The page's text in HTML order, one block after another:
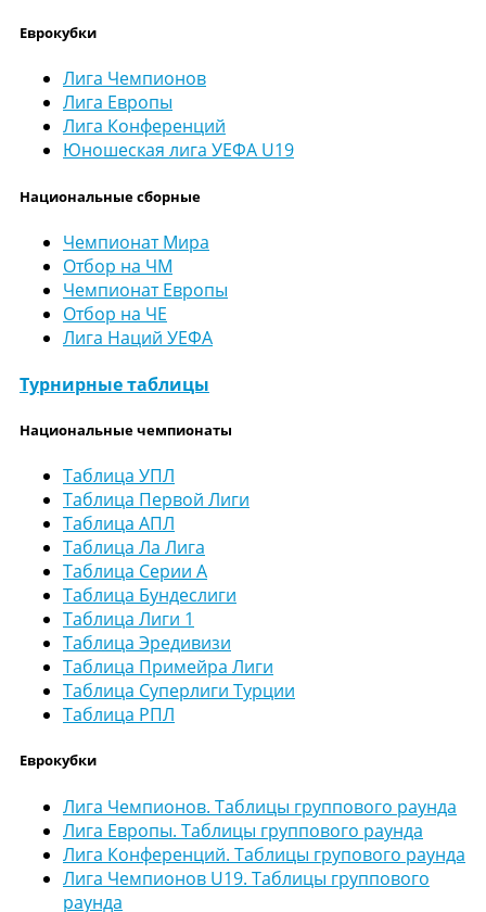
Еврокубки
Лига Чемпионов
Лига Европы
Лига Конференций
Юношеская лига УЕФА U19
Национальные сборные
Чемпионат Мира
Отбор на ЧМ
Чемпионат Европы
Отбор на ЧЕ
Лига Наций УЕФА
Турнирные таблицы
Национальные чемпионаты
Таблица УПЛ
Таблица Первой Лиги
Таблица АПЛ
Таблица Ла Лига
Таблица Серии А
Таблица Бундеслиги
Таблица Лиги 1
Таблица Эредивизи
Таблица Примейра Лиги
Таблица Суперлиги Турции
Таблица РПЛ
Еврокубки
Лига Чемпионов. Таблицы группового раунда
Лига Европы. Таблицы группового раунда
Лига Конференций. Таблицы групового раунда
Лига Чемпионов U19. Таблицы группового
раунда